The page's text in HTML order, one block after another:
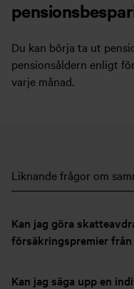
Du kan börja ta ut
pensionsåldern enligt
varje månad.
Liknande frågor om
Kan jag göra
försäkringspremier från
Kan jag säga upp en